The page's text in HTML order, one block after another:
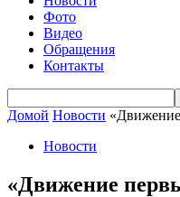
Фото
Видео
Обращения
Контакты
Домой Новости
Новости
«Движение